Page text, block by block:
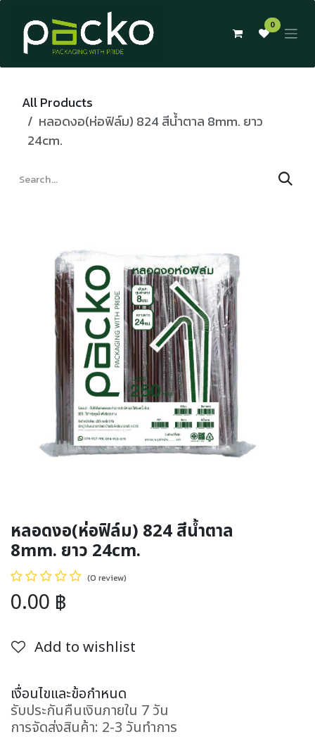
Skip to Content
0
All Products
หลอดงอ(ห่อฟิล์ม) 824 สีน้ำตาล 8mm. ยาว
24cm.
หลอดงอ(ห่อฟิล์ม) 824 สีน้ำตาล
8mm. ยาว 24cm.
(0 review)
0.00 ฿
Add to wishlist
เงื่อนไขและข้อกำหนด
รับประกันคืนเงินภายใน 7 วัน
การจัดส่งสินค้า: 2-3 วันทำการ